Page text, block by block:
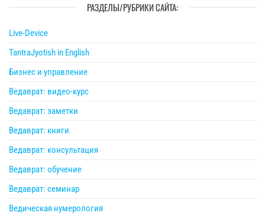
РАЗДЕЛЫ/РУБРИКИ САЙТА:
Live-Device
TantraJyotish in English
Бизнес и управление
Ведаврат: видео-курс
Ведаврат: заметки
Ведаврат: книги
Ведаврат: консультация
Ведаврат: обучение
Ведаврат: семинар
Ведическая нумерология